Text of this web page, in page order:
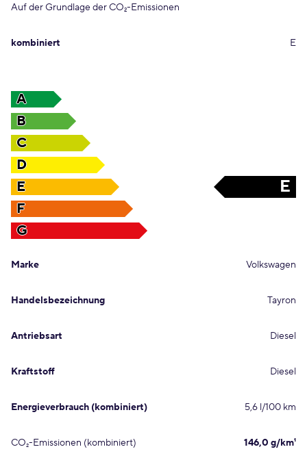
Auf der Grundlage der CO2-Emissionen
kombiniert E
A
B
C
D
E
E
F
G
Marke Volkswagen
Handelsbezeichnung Tayron
Antriebsart Diesel
Kraftstoff Diesel
Energieverbrauch (kombiniert) 5,6 l/100 km
CO₂-Emissionen (kombiniert) 146,0 g/km¹